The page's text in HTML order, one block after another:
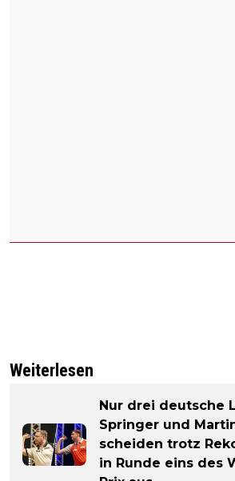
Weiterlesen
Nur drei deutsche
Springer und
scheiden trotz
in Runde eins des